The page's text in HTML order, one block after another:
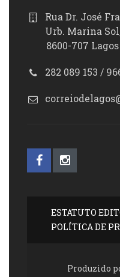
Rua Dr. José
Urb. Marina
8600-707 Lagos
282 089 153 /
ESTATUTO
POLÍTICA DE
Produzido